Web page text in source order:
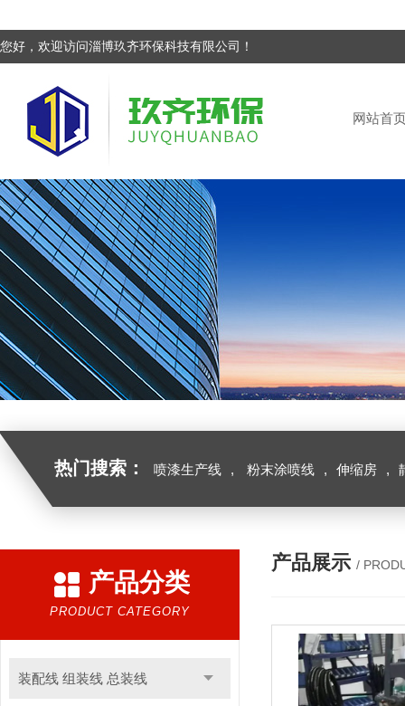
您好，欢迎访问淄博玖齐环保科技有限公司！
网站首
热门搜索： 喷漆生产线 , 粉末涂喷线 , 伸缩房 ,
产品分类
PRODUCT CATEGORY
装配线 组装线 总装线
产品展示 /